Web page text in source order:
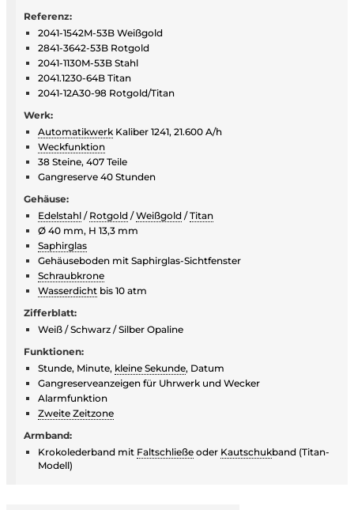
Referenz:
2041-1542M-53B Weißgold
2841-3642-53B Rotgold
2041-1130M-53B Stahl
2041.1230-64B Titan
2041-12A30-98 Rotgold/Titan
Werk:
Automatikwerk Kaliber 1241, 21.600 A/h
Weckfunktion
38 Steine, 407 Teile
Gangreserve 40 Stunden
Gehäuse:
Edelstahl / Rotgold /Weißgold /Titan
Ø 40 mm, H 13,3 mm
Saphirglas
Gehäuseboden mit Saphirglas-Sichtfenster
Schraubkrone
Wasserdicht bis 10 atm
Zifferblatt:
Weiß / Schwarz / Silber Opaline
Funktionen:
Stunde, Minute, kleine Sekunde, Datum
Gangreserveanzeigen für Uhrwerk und Wecker
Alarmfunktion
Zweite Zeitzone
Armband:
Krokolederband mit Faltschließe oder Kautschukband (Titan-
Modell)